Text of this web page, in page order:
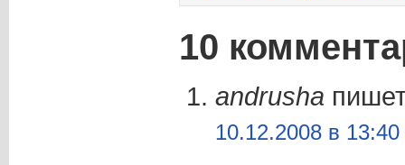
10
andrusha
10.12.2008 в 13:40